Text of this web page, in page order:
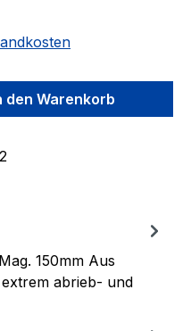
den
den Warenkorb
150mm Aus
abrieb- und